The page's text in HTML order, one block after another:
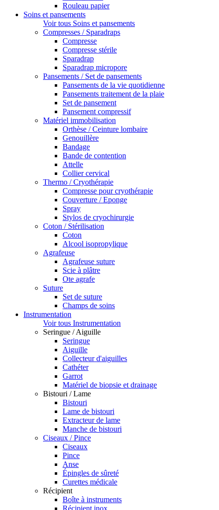
Rouleau papier
Soins et pansements
Voir tous Soins et pansements
Compresses / Sparadraps
Compresse
Compresse stérile
Sparadrap
Sparadrap micropore
Pansements / Set de pansements
Pansements de la vie quotidienne
Pansements traitement de la plaie
Set de pansement
Pansement compressif
Matériel immobilisation
Orthèse / Ceinture lombaire
Genouillère
Bandage
Bande de contention
Attelle
Collier cervical
Thermo / Cryothérapie
Compresse pour cryothérapie
Couverture / Eponge
Spray
Stylos de cryochirurgie
Coton / Stérilisation
Coton
Alcool isopropylique
Agrafeuse
Agrafeuse suture
Scie à plâtre
Ote agrafe
Suture
Set de suture
Champs de soins
Instrumentation
Voir tous Instrumentation
Seringue / Aiguille
Seringue
Aiguille
Collecteur d'aiguilles
Cathéter
Garrot
Matériel de biopsie et drainage
Bistouri / Lame
Bistouri
Lame de bistouri
Extracteur de lame
Manche de bistouri
Ciseaux / Pince
Ciseaux
Pince
Anse
Épingles de sûreté
Curettes médicale
Récipient
Boîte à instruments
Récipient inox